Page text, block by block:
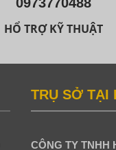
HỔ TRỢ KỸ THUẬT
TRỤ SỞ TẠI
CÔNG TY TNHH